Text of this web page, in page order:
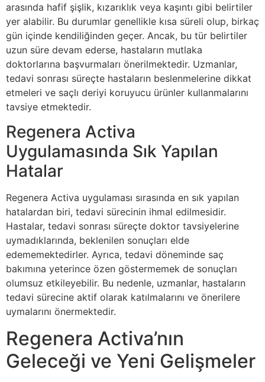
arasında hafif şişlik, kızarıklık veya kaşıntı gibi belirtiler
yer alabilir. Bu durumlar genellikle kısa süreli olup, birkaç
gün içinde kendiliğinden geçer. Ancak, bu tür belirtiler
uzun süre devam ederse, hastaların mutlaka
doktorlarına başvurmaları önerilmektedir. Uzmanlar,
tedavi sonrası süreçte hastaların beslenmelerine dikkat
etmeleri ve saçlı deriyi koruyucu ürünler kullanmalarını
tavsiye etmektedir.
Regenera Activa
Uygulamasında Sık Yapılan
Hatalar
Regenera Activa uygulaması sırasında en sık yapılan
hatalardan biri, tedavi sürecinin ihmal edilmesidir.
Hastalar, tedavi sonrası süreçte doktor tavsiyelerine
uymadıklarında, beklenilen sonuçları elde
edememektedirler. Ayrıca, tedavi döneminde saç
bakımına yeterince özen göstermemek de sonuçları
olumsuz etkileyebilir. Bu nedenle, uzmanlar, hastaların
tedavi sürecine aktif olarak katılmalarını ve önerilere
uymalarını önermektedir.
Regenera Activa’nın
Geleceği ve Yeni Gelişmeler